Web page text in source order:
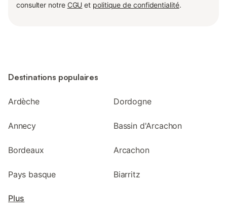
consulter notre CGU et politique de confidentialité.
Destinations populaires
Ardèche Dordogne
Annecy Bassin d'Arcachon
Bordeaux Arcachon
Pays basque Biarritz
Plus